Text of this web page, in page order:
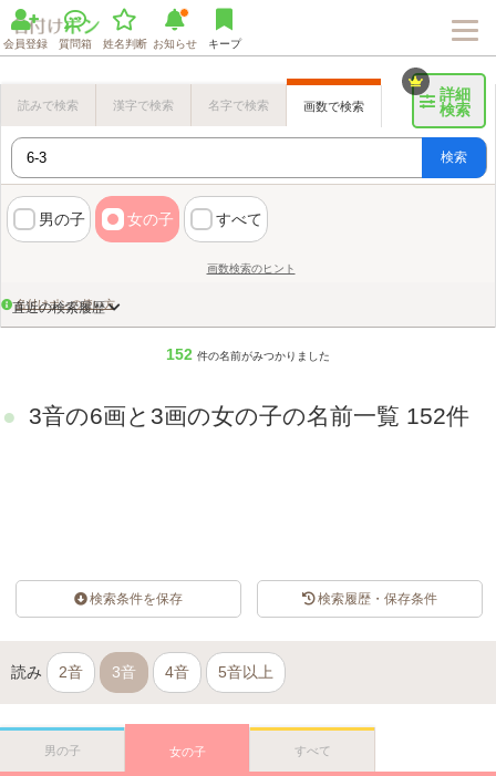
会員登録 質問箱 姓名判断 お知らせ キープ
詳細
検索
読みで検索 漢字で検索 名字で検索 画数で検索
検索
男の子 女の子 すべて
画数検索のヒント
名付けポンの使い方
直近の検索履歴
152 件の名前がみつかりました
3音の6画と3画の女の子の名前一覧 152件
検索条件を保存 検索履歴・保存条件
読み 2音 3音 4音 5音以上
男の子 女の子 すべて